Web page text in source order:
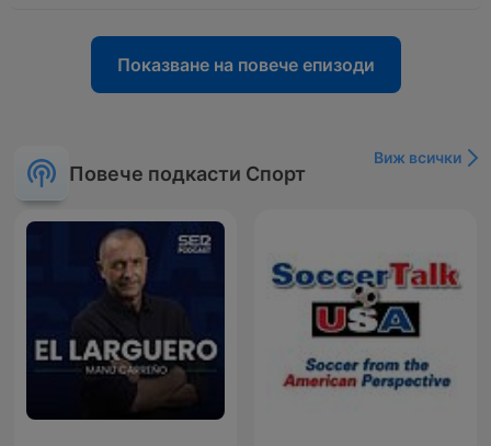
Показване на повече епизоди
Повече подкасти Спорт
Виж всички